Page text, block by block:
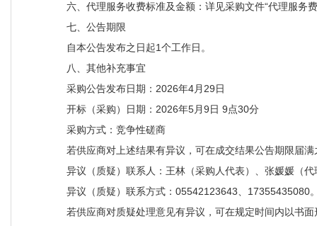
六、代理服务收费标准及金额：详见采购文件“代理服务
七、公告期限
自本公告发布之日起1个工作日。
八、其他补充事宜
采购公告发布日期：2026年4月29日
开标（采购）日期：2026年5月9日 9点30分
采购方式：竞争性磋商
若供应商对上述结果有异议，可在成交结果公告期限届
异议（质疑）联系人：王林（采购人代表）、张媛媛（代
异议（质疑）联系方式：05542123643、17355435080
若供应商对质疑处理意见有异议，可在规定时间内以书